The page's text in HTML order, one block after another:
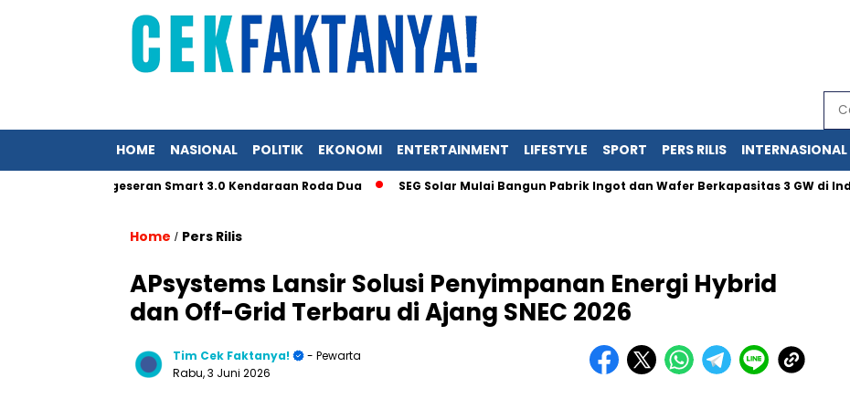
HOME NASIONAL POLITIK EKONOMI ENTERTAINMENT LIFESTYLE SPORT PERS RILIS INTERNASIONAL
Pergeseran Smart 3.0 Kendaraan Roda Dua SEG Solar Mulai Bangun Pabrik Ingot dan Wafer Berkapasitas 3 GW di Indonesia
Home / Pers Rilis
APsystems Lansir Solusi Penyimpanan Energi Hybrid
dan Off-Grid Terbaru di Ajang SNEC 2026
Tim Cek Faktanya!
- Pewarta
Rabu, 3 Juni 2026